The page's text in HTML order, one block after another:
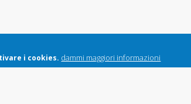
i cookies. dammi maggiori informazioni